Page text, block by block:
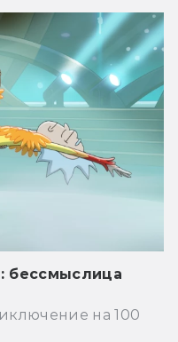
бессмыслица
на 100